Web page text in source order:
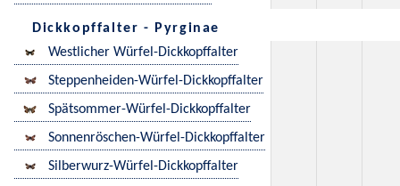
Dickkopffalter - Pyrginae
Westlicher Würfel-Dickkopffalter
Steppenheiden-Würfel-Dickkopffalter
Spätsommer-Würfel-Dickkopffalter
Sonnenröschen-Würfel-Dickkopffalter
Silberwurz-Würfel-Dickkopffalter